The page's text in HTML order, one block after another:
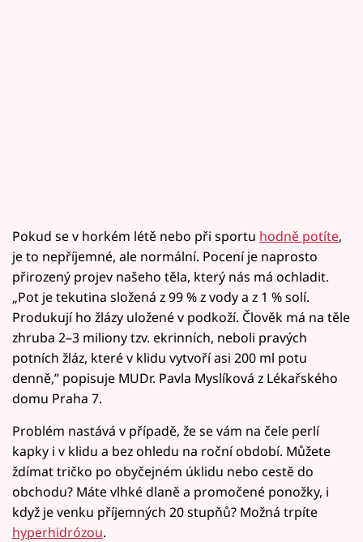
Pokud se v horkém létě nebo při sportu hodně potíte,
je to nepříjemné, ale normální. Pocení je naprosto
přirozený projev našeho těla, který nás má ochladit.
„Pot je tekutina složená z 99 % z vody a z 1 % solí.
Produkují ho žlázy uložené v podkoží. Člověk má na těle
zhruba 2–3 miliony tzv. ekrinních, neboli pravých
potních žláz, které v klidu vytvoří asi 200 ml potu
denně,” popisuje MUDr. Pavla Myslíková z Lékařského
domu Praha 7.
Problém nastává v případě, že se vám na čele perlí
kapky i v klidu a bez ohledu na roční období. Můžete
ždímat tričko po obyčejném úklidu nebo cestě do
obchodu? Máte vlhké dlaně a promočené ponožky, i
když je venku příjemných 20 stupňů? Možná trpíte
hyperhidrózou.